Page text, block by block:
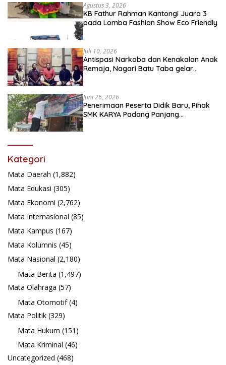
Agustus 3, 2026
KB Fathur Rahman Kantongi Juara 3
pada Lomba Fashion Show Eco Friendly
Juli 10, 2026
Antispasi Narkoba dan Kenakalan Anak
Remaja, Nagari Batu Taba gelar
Juni 26, 2026
Penerimaan Peserta Didik Baru, Pihak
SMK KARYA Padang Panjang
Kategori
Mata Daerah (1,882)
Mata Edukasi (305)
Mata Ekonomi (2,762)
Mata Internasional (85)
Mata Kampus (167)
Mata Kolumnis (45)
Mata Nasional (2,180)
Mata Berita (1,497)
Mata Olahraga (57)
Mata Otomotif(4)
Mata Politik (329)
Mata Hukum (151)
Mata Kriminal (46)
Uncategorized (468)